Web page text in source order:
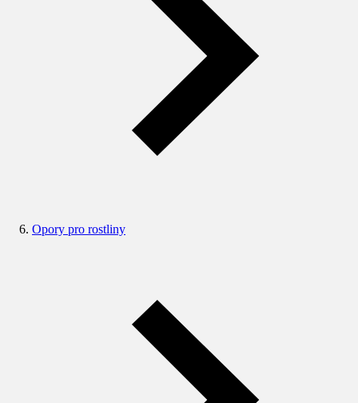
Opory pro rostliny